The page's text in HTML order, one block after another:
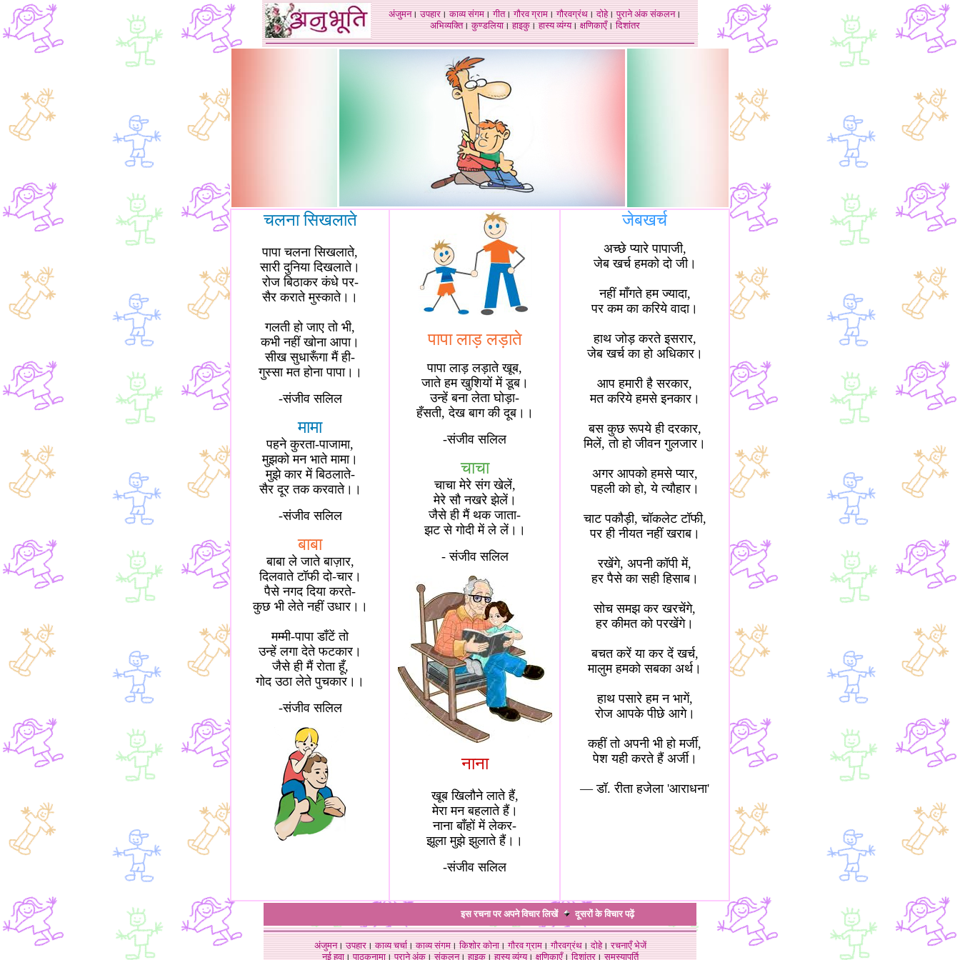
अंजुमन।उपहार।काव्य संगम।गीत।गौरव ग्राम।गौरवग्रंथ।दोहे।पुराने अंक संकलन।
अभिव्यक्ति।कुण्डलिया।हाइकु।हास्य व्यंग्य।क्षणिकाएँ।दिशांतर
चलना सिखलाते
पापा चलना सिखलाते,
सारी दुनिया दिखलाते।
रोज बिठाकर कंधे पर-
सैर कराते मुस्काते।।
गलती हो जाए तो भी,
कभी नहीं खोना आपा।
सीख सुधारूँगा मैं ही-
गुस्सा मत होना पापा।।
-संजीव सलिल
मामा
पहने कुरता-पाजामा,
मुझको मन भाते मामा।
मुझे कार में बिठलाते-
सैर दूर तक करवाते।।
-संजीव सलिल
बाबा
बाबा ले जाते बाज़ार,
दिलवाते टॉफी दो-चार।
पैसे नगद दिया करते-
कुछ भी लेते नहीं उधार।।
मम्मी-पापा डाँटें तो
उन्हें लगा देते फटकार।
जैसे ही मैं रोता हूँ,
गोद उठा लेते पुचकार।।
-संजीव सलिल
पापा लाड़ लड़ाते
पापा लाड़ लड़ाते खूब,
जाते हम खुशियों में डूब।
उन्हें बना लेता घोड़ा-
हँसती, देख बाग की दूब।।
-संजीव सलिल
चाचा
चाचा मेरे संग खेलें,
मेरे सौ नखरे झेलें।
जैसे ही मैं थक जाता-
झट से गोदी में ले लें।।
- संजीव सलिल
नाना
खूब खिलौने लाते हैं,
मेरा मन बहलाते हैं।
नाना बाँहों में लेकर-
झूला मुझे झुलाते हैं।।
-संजीव सलिल
जेबखर्च
अच्छे प्यारे पापाजी,
जेब खर्च हमको दो जी।
नहीं मागते हम ज्यादा,
पर कम का करिये वादा।
हाथ जोड़ करते इसरार,
जेब खर्च का हो अधिकार।
आप हमारी है सरकार,
मत करिये हमसे इनकार।
बस कुछ रूपये ही दरकार,
मिलें, तो हो जीवन गुलजार।
अगर आपको हमसे प्यार,
पहली को हो, ये त्यौहार।
चाट पकौड़ी, चॉकलेट टॉफी,
पर ही नीयत नहीं खराब।
रखेंगे, अपनी कॉपी में,
हर पैसे का सही हिसाब।
सोच समझ कर खरचेंगे,
हर कीमत को परखेंगे।
बचत करें या कर दें खर्च,
मालुम हमको सबका अर्थ।
हाथ पसारे हम न भागें,
रोज आपके पीछे आगे।
कहीं तो अपनी भी हो मर्जी,
पेश यही करते हैं अर्जी।
— डॉ. रीता हजेला 'आराधना'
इस रचना पर अपने विचार लिखें दूसरों के विचारपढ़ें
अंजुमन।उपहार।काव्य चर्चा।काव्य संगम।किशोर कोना।गौरव ग्राम।गौरवग्रंथ।दोहे।रचनाएँ भेजें
नई हवा। पाठकनामा। पुराने अंक। संकलन। हाइकु। हास्य व्यंग्य। क्षणिकाएँ। दिशांतर। समस्यापूर्ति